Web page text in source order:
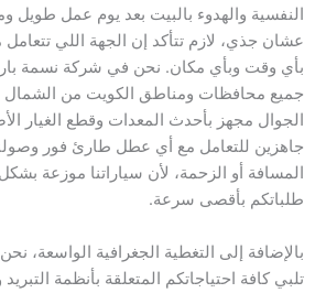
النفسية والهدوء بالبيت بعد يوم عمل طويل
عشان جذي، لازم تتأكد إن الجهة اللي
بأي وقت وبأي مكان. نحن في شركة نسمة
جميع محافظات ومناطق الكويت من الشمال
الجوال مجهز بأحدث المعدات وقطع الغيار
جاهزين للتعامل مع أي عطل طارئ فور
المسافة أو الزحمة، لأن سياراتنا موزعة
طلباتكم بأقصى سرعة.
بالإضافة إلى التغطية الجغرافية الواسعة،
تلبي كافة احتياجاتكم المتعلقة بأنظمة